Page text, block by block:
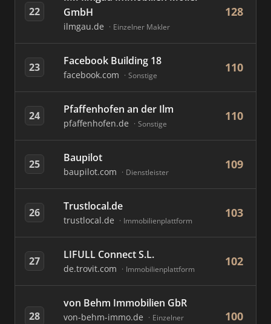
22
GmbH
ilmgau.de Einzelner Makler
128
23 Facebook Building 18
facebook.com Sonstige
110
24 Pfaffenhofen an der Ilm
pfaffenhofen.de Sonstige
110
25 Baupilot
baupilot.com Dienstleister
109
26 Trustlocal.de
trustlocal.de Immobilienplattform
103
27 LIFULL Connect S.L.
de.trovit.com Immobilienplattform
102
28
von Behm Immobilien GbR
von-behm-immo.de
Einzelner
100